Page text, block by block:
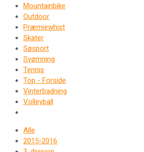
Mountainbike
Outdoor
Præmiewhist
Skater
Søsport
Svømning
Tennis
Top - Forside
Vinterbadning
Volleyball
Alle
2015-2016